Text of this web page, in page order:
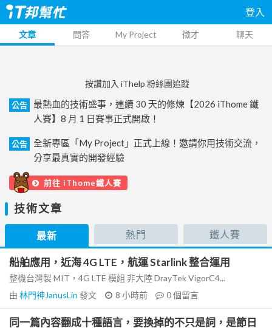
登入
文章 問答 My Project 徵才 聊天
按讚加入 iThelp 粉絲團追蹤
公告
最熱血的技術盛事，連續 30 天的修煉【2026 iThome 鐵
人賽】8 月 1 日賽事正式開啟！
公告
全新專區「My Project」正式上線！邀請你用技術交流，
分享最真實的開發經驗
前往 iThome鐵人賽
技術文章
最新 熱門 鐵人賽
船舶應用，近海 4G LTE，航運 Starlink 整合運用
整機台灣製 MIT，4G LTE 模組 非大陸 DrayTek VigorC4...
由 林門神JanusLin 發文 8 小時前 0個留言
同一篇內容翻成十種語言，要換掉的不只是詞，是節日